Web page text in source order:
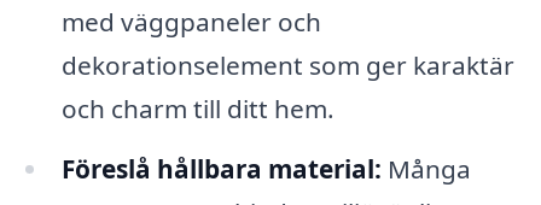
med väggpaneler och
dekorationselement som ger karaktär
och charm till ditt hem.
Föreslå hållbara material: Många